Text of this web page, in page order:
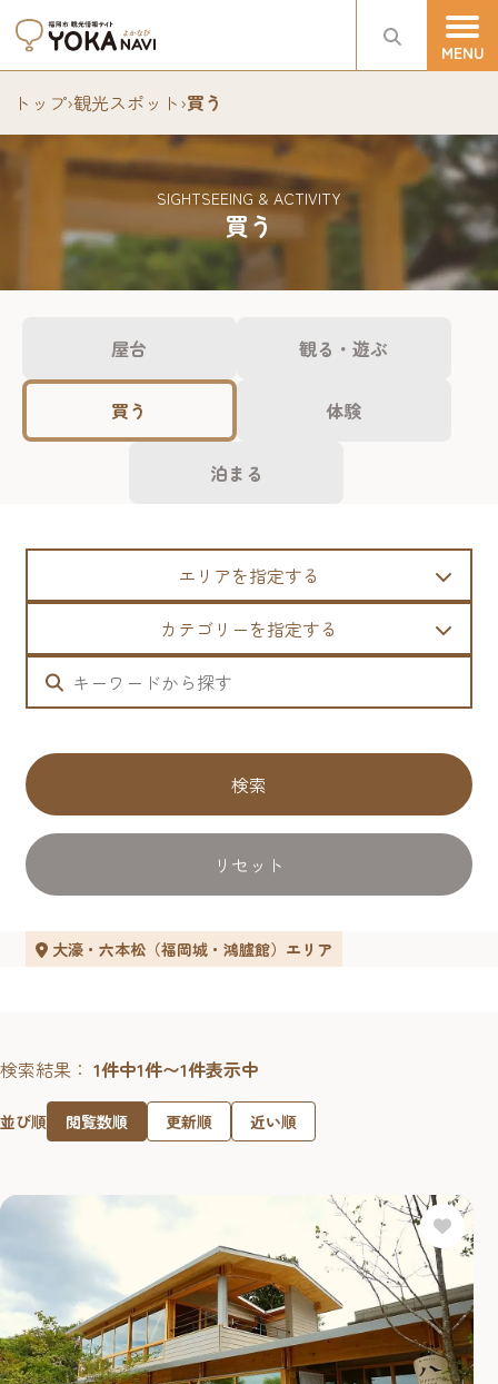
トップ›観光スポット›買う
買う
SIGHTSEEING & ACTIVITY
屋台 観る・遊ぶ
買う 体験
泊まる
エリアを指定する
カテゴリーを指定する
検索
リセット
大濠・六本松（福岡城・鴻臚館）エリア
検索結果： 1件中1件〜1件表示中
並び順 閲覧数順 更新順 近い順